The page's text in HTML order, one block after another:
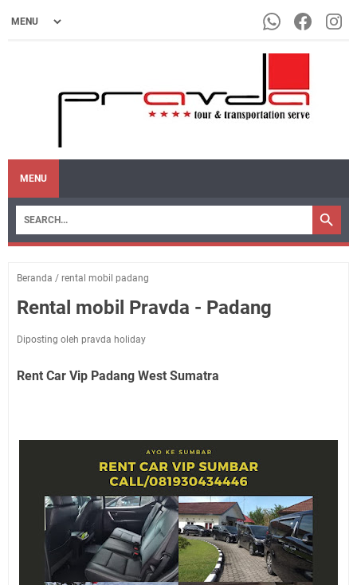
MENU
Beranda / rental mobil padang
Rental mobil Pravda - Padang
Diposting oleh pravda holiday
Rent Car Vip Padang West Sumatra